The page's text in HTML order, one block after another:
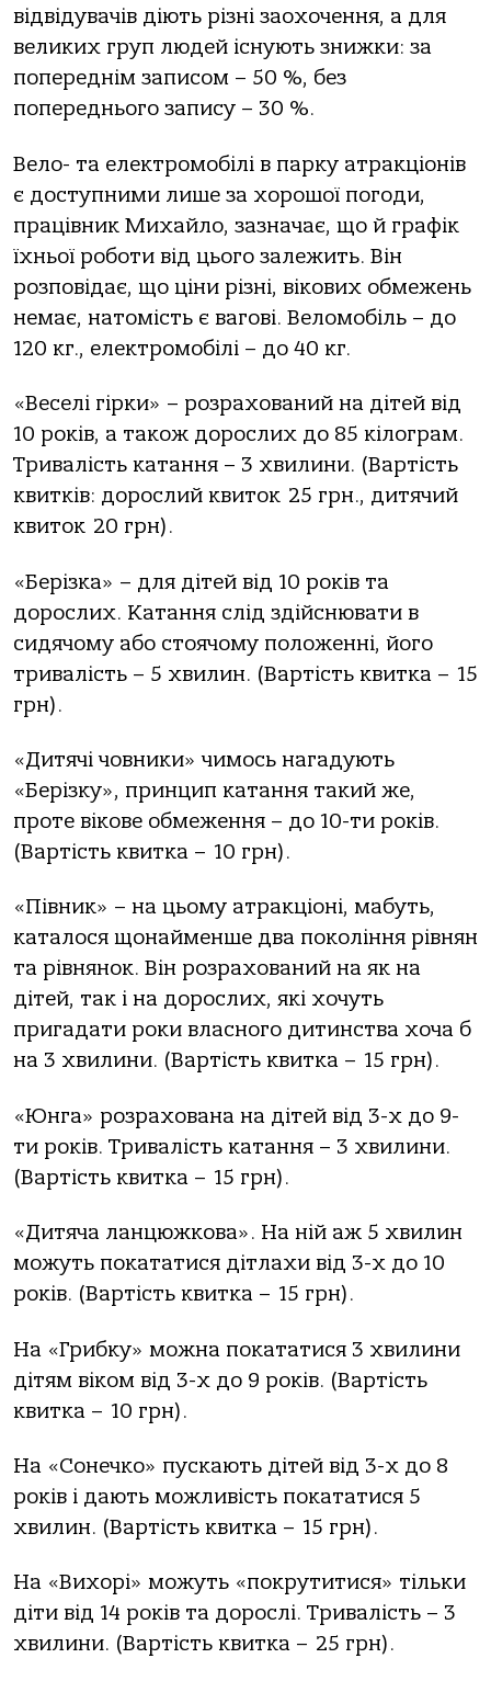
відвідувачів діють різні заохочення, а для
великих груп людей існують знижки: за
попереднім записом – 50 %, без
попереднього запису – 30 %.
Вело- та електромобілі в парку атракціонів
є доступними лише за хорошої погоди,
працівник Михайло, зазначає, що й графік
їхньої роботи від цього залежить. Він
розповідає, що ціни різні, вікових обмежень
немає, натомість є вагові. Веломобіль – до
120 кг., електромобілі – до 40 кг.
«Веселі гірки» ­– розрахований на дітей від
10 років, а також дорослих до 85 кілограм.
Тривалість катання – 3 хвилини. (Вартість
квитків: дорослий квиток 25 грн., дитячий
квиток 20 грн).
«Берізка» – для дітей від 10 років та
дорослих. Катання слід здійснювати в
сидячому або стоячому положенні, його
тривалість – 5 хвилин. (Вартість квитка – 15
грн).
«Дитячі човники» чимось нагадують
«Берізку», принцип катання такий же,
проте вікове обмеження – до 10-ти років.
(Вартість квитка – 10 грн).
«Півник» – на цьому атракціоні, мабуть,
каталося щонайменше два покоління рівнян
та рівнянок. Він розрахований на як на
дітей, так і на дорослих, які хочуть
пригадати роки власного дитинства хоча б
на 3 хвилини. (Вартість квитка – 15 грн).
«Юнга» розрахована на дітей від 3-х до 9-
ти років. Тривалість катання – 3 хвилини.
(Вартість квитка – 15 грн).
«Дитяча ланцюжкова». На ній аж 5 хвилин
можуть покататися дітлахи від 3-х до 10
років. (Вартість квитка – 15 грн).
На «Грибку» можна покататися 3 хвилини
дітям віком від 3-х до 9 років. (Вартість
квитка – 10 грн).
На «Сонечко» пускають дітей від 3-х до 8
років і дають можливість покататися 5
хвилин. (Вартість квитка – 15 грн).
На «Вихорі» можуть «покрутитися» тільки
діти від 14 років та дорослі. Тривалість – 3
хвилини. (Вартість квитка – 25 грн).